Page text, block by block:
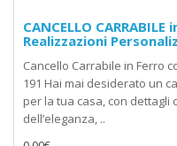
CANCELLO
Realizzazioni
Cancello Carrabile in Ferro
191 Hai mai desiderato un
per la tua casa, con dettagli
dell’eleganza, ..